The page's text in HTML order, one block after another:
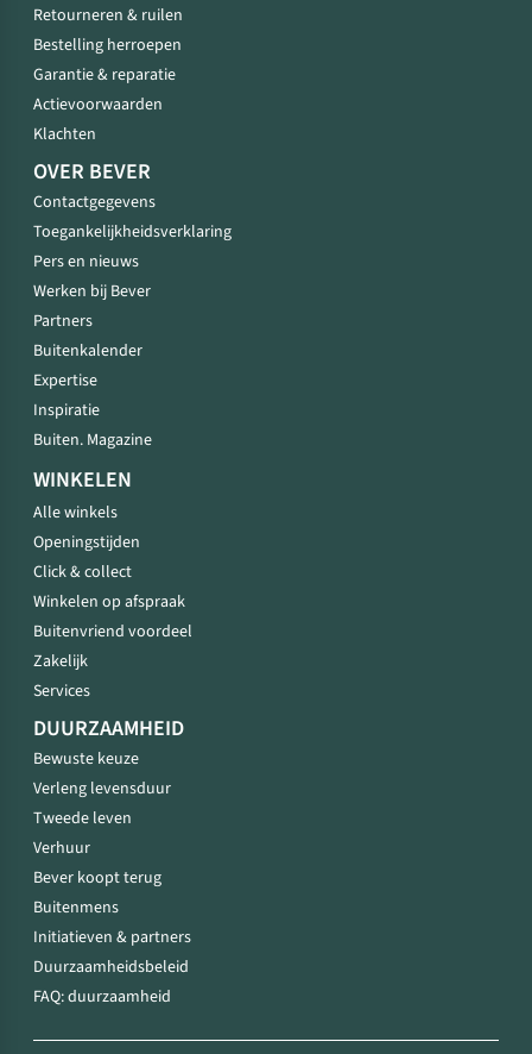
Retourneren & ruilen
Bestelling herroepen
Garantie & reparatie
Actievoorwaarden
Klachten
OVER BEVER
Contactgegevens
Toegankelijkheidsverklaring
Pers en nieuws
Werken bij Bever
Partners
Buitenkalender
Expertise
Inspiratie
Buiten. Magazine
WINKELEN
Alle winkels
Openingstijden
Click & collect
Winkelen op afspraak
Buitenvriend voordeel
Zakelijk
Services
DUURZAAMHEID
Bewuste keuze
Verleng levensduur
Tweede leven
Verhuur
Bever koopt terug
Buitenmens
Initiatieven & partners
Duurzaamheidsbeleid
FAQ: duurzaamheid